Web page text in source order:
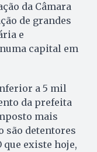
da Câmara
de grandes
e
capital em
a 5 mil
da prefeita
mais
são detentores
que existe hoje,